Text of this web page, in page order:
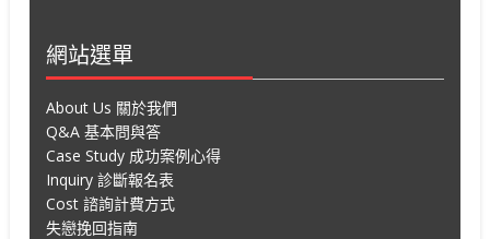
網站選單
About Us 關於我們
Q&A 基本問與答
Case Study 成功案例心得
Inquiry 診斷報名表
Cost 諮詢計費方式
失戀挽回指南